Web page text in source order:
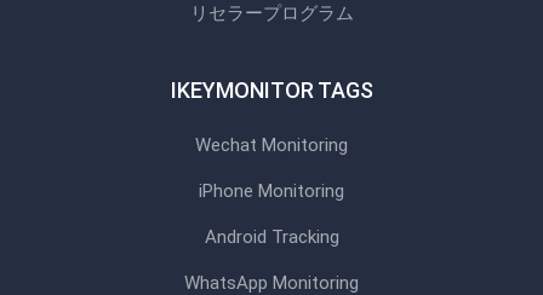
リセラープログラム
IKEYMONITOR TAGS
Wechat Monitoring
iPhone Monitoring
Android Tracking
WhatsApp Monitoring